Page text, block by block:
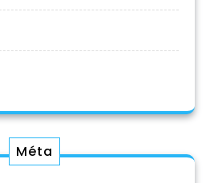
Méta